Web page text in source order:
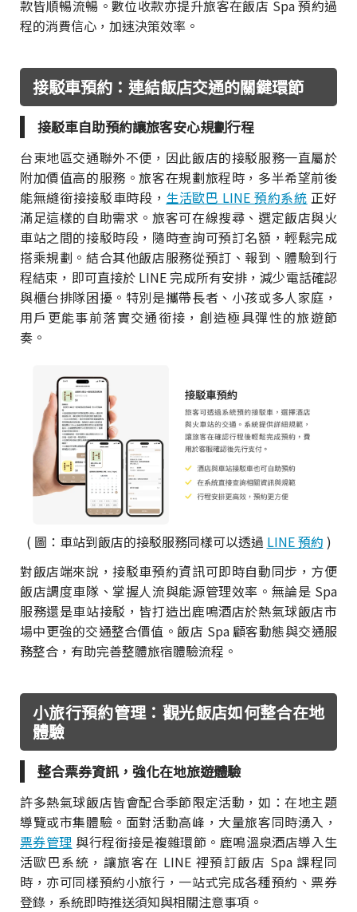
款皆順暢流暢。數位收款亦提升旅客在飯店 Spa 預約過
程的消費信心，加速決策效率。
接駁車預約：連結飯店交通的關鍵環節
接駁車自助預約讓旅客安心規劃行程
台東地區交通聯外不便，因此飯店的接駁服務一直屬於
附加價值高的服務。旅客在規劃旅程時，多半希望前後
能無縫銜接接駁車時段， 生活歐巴 LINE 預約系統 正好
滿足這樣的自助需求。旅客可在線搜尋、選定飯店與火
車站之間的接駁時段，隨時查詢可預訂名額，輕鬆完成
搭乘規劃。結合其他飯店服務從預訂、報到、體驗到行
程結束，即可直接於 LINE 完成所有安排，減少電話確認
與櫃台排隊困擾。特別是攜帶長者、小孩或多人家庭，
用戶更能事前落實交通銜接，創造極具彈性的旅遊節
奏。
( 圖：車站到飯店的接駁服務同樣可以透過 LINE 預約 )
對飯店端來說，接駁車預約資訊可即時自動同步，方便
飯店調度車隊、掌握人流與能源管理效率。無論是 Spa
服務還是車站接駁，皆打造出鹿鳴酒店於熱氣球飯店市
場中更強的交通整合價值。飯店 Spa 顧客動態與交通服
務整合，有助完善整體旅宿體驗流程。
小旅行預約管理：觀光飯店如何整合在地
體驗
整合票券資訊，強化在地旅遊體驗
許多熱氣球飯店皆會配合季節限定活動，如：在地主題
導覽或市集體驗。面對活動高峰，大量旅客同時湧入，
票券管理 與行程銜接是複雜環節。鹿鳴溫泉酒店導入生
活歐巴系統，讓旅客在 LINE 裡預訂飯店 Spa 課程同
時，亦可同樣預約小旅行，一站式完成各種預約、票券
登錄，系統即時推送須知與相關注意事項。